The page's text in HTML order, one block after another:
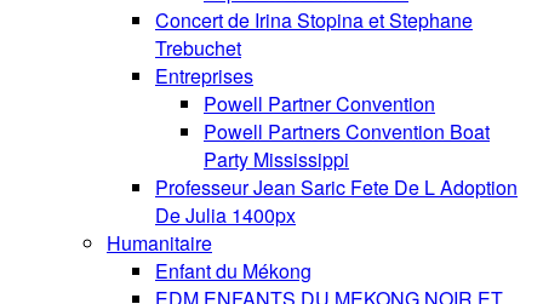
Concert de Irina Stopina et Stephane
Trebuchet
Entreprises
Powell Partner Convention
Powell Partners Convention Boat
Party Mississippi
Professeur Jean Saric Fete De L Adoption
De Julia 1400px
Humanitaire
Enfant du Mékong